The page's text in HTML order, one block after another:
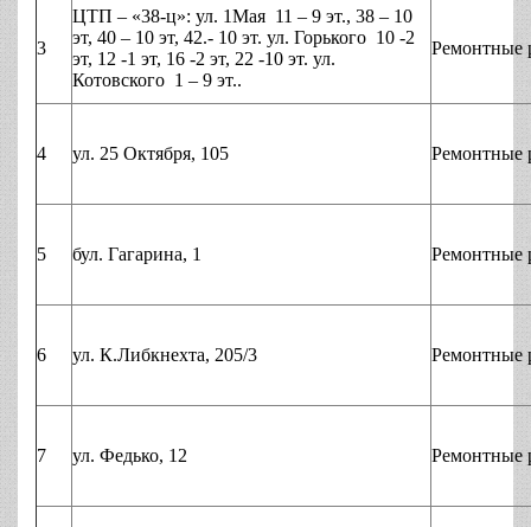
3
ЦТП – «38-ц»: ул. 1Мая 11 – 9 эт., 38 – 10
эт, 40 – 10 эт, 42.- 10 эт. ул. Горького 10 -2
эт, 12 -1 эт, 16 -2 эт, 22 -10 эт. ул.
Котовского 1 – 9 эт..
Ремонтные
4 ул. 25 Октября, 105 Ремонтные
5 бул. Гагарина, 1 Ремонтные
6 ул. К.Либкнехта, 205/3 Ремонтные
7 ул. Федько, 12 Ремонтные